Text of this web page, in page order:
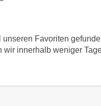
Favoriten
innerhalb weniger